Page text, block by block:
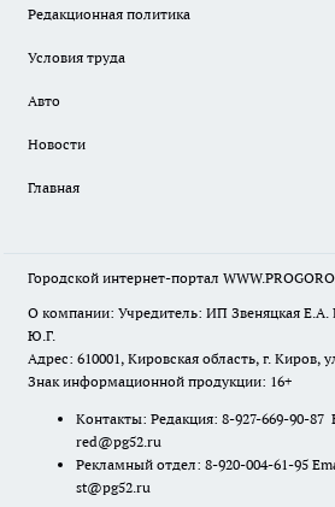
Редакционная политика
Условия труда
Авто
Новости
Главная
Городской интернет-портал
О компании: Учредитель: ИП Звеняцкая Е.А.
Ю.Г.
Адрес: 610001, Кировская область, г. Киров,
Знак информационной продукции: 16+
Контакты: Редакция: 8-927-669-90-87
red@pg52.ru
Рекламный отдел: 8-920-004-61-95
st@pg52.ru